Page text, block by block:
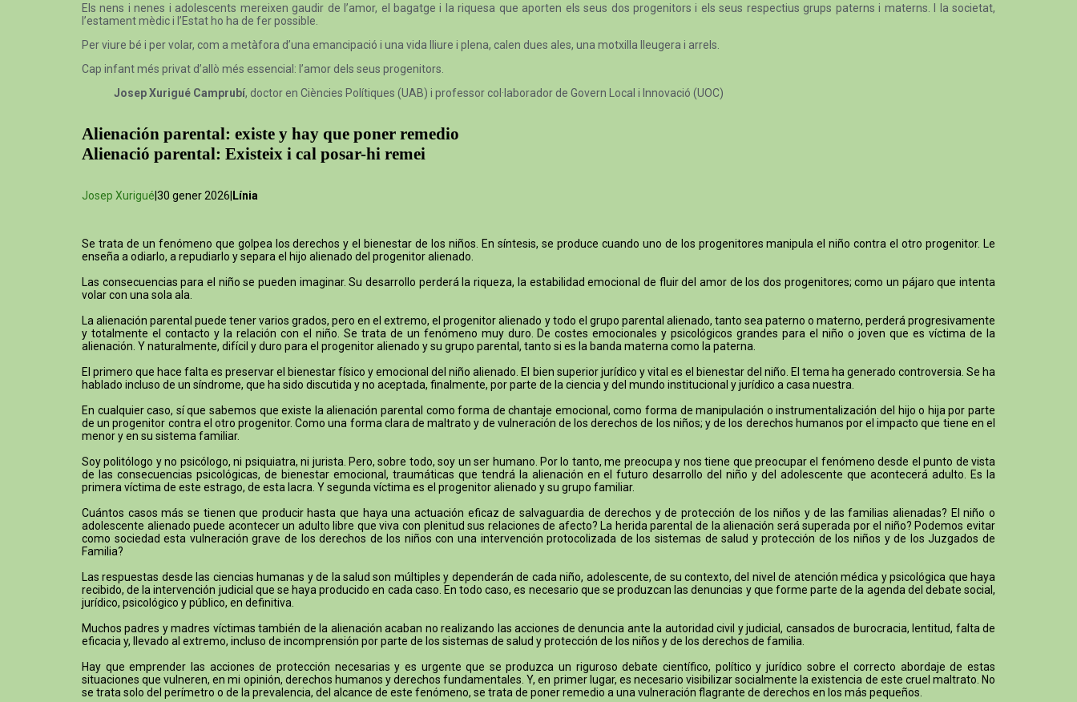
Els nens i nenes i adolescents mereixen gaudir de l’amor, el bagatge i la riquesa que aporten els seus dos progenitors i els seus respectius grups paterns i materns. I la societat,
l’estament mèdic i l’Estat ho ha de fer possible.
Per viure bé i per volar, com a metàfora d’una emancipació i una vida lliure i plena, calen dues ales, una motxilla lleugera i arrels.
Cap infant més privat d’allò més essencial: l’amor dels seus progenitors.
Josep Xurigué Camprubí, doctor en Ciències Polítiques (UAB) i professor col·laborador de Govern Local i Innovació (UOC)
Alienación parental: existe y hay que poner remedio
Alienació parental: Existeix i cal posar-hi remei
Josep Xurigué |30 gener 2026| Línia
Se trata de un fenómeno que golpea los derechos y el bienestar de los niños. En síntesis, se produce cuando uno de los progenitores manipula el niño contra el otro progenitor. Le
enseña a odiarlo, a repudiarlo y separa el hijo alienado del progenitor alienado.
Las consecuencias para el niño se pueden imaginar. Su desarrollo perderá la riqueza, la estabilidad emocional de fluir del amor de los dos progenitores; como un pájaro que intenta
volar con una sola ala.
La alienación parental puede tener varios grados, pero en el extremo, el progenitor alienado y todo el grupo parental alienado, tanto sea paterno o materno, perderá progresivamente
y totalmente el contacto y la relación con el niño. Se trata de un fenómeno muy duro. De costes emocionales y psicológicos grandes para el niño o joven que es víctima de la
alienación. Y naturalmente, difícil y duro para el progenitor alienado y su grupo parental, tanto si es la banda materna como la paterna.
El primero que hace falta es preservar el bienestar físico y emocional del niño alienado. El bien superior jurídico y vital es el bienestar del niño. El tema ha generado controversia. Se ha
hablado incluso de un síndrome, que ha sido discutida y no aceptada, finalmente, por parte de la ciencia y del mundo institucional y jurídico a casa nuestra.
En cualquier caso, sí que sabemos que existe la alienación parental como forma de chantaje emocional, como forma de manipulación o instrumentalización del hijo o hija por parte
de un progenitor contra el otro progenitor. Como una forma clara de maltrato y de vulneración de los derechos de los niños; y de los derechos humanos por el impacto que tiene en el
menor y en su sistema familiar.
Soy politólogo y no psicólogo, ni psiquiatra, ni jurista. Pero, sobre todo, soy un ser humano. Por lo tanto, me preocupa y nos tiene que preocupar el fenómeno desde el punto de vista
de las consecuencias psicológicas, de bienestar emocional, traumáticas que tendrá la alienación en el futuro desarrollo del niño y del adolescente que acontecerá adulto. Es la
primera víctima de este estrago, de esta lacra. Y segunda víctima es el progenitor alienado y su grupo familiar.
Cuántos casos más se tienen que producir hasta que haya una actuación eficaz de salvaguardia de derechos y de protección de los niños y de las familias alienadas? El niño o
adolescente alienado puede acontecer un adulto libre que viva con plenitud sus relaciones de afecto? La herida parental de la alienación será superada por el niño? Podemos evitar
como sociedad esta vulneración grave de los derechos de los niños con una intervención protocolizada de los sistemas de salud y protección de los niños y de los Juzgados de
Familia?
Las respuestas desde las ciencias humanas y de la salud son múltiples y dependerán de cada niño, adolescente, de su contexto, del nivel de atención médica y psicológica que haya
recibido, de la intervención judicial que se haya producido en cada caso. En todo caso, es necesario que se produzcan las denuncias y que forme parte de la agenda del debate social,
jurídico, psicológico y público, en definitiva.
Muchos padres y madres víctimas también de la alienación acaban no realizando las acciones de denuncia ante la autoridad civil y judicial, cansados de burocracia, lentitud, falta de
eficacia y, llevado al extremo, incluso de incomprensión por parte de los sistemas de salud y protección de los niños y de los derechos de familia.
Hay que emprender las acciones de protección necesarias y es urgente que se produzca un riguroso debate científico, político y jurídico sobre el correcto abordaje de estas
situaciones que vulneren, en mi opinión, derechos humanos y derechos fundamentales. Y, en primer lugar, es necesario visibilizar socialmente la existencia de este cruel maltrato. No
se trata solo del perímetro o de la prevalencia, del alcance de este fenómeno, se trata de poner remedio a una vulneración flagrante de derechos en los más pequeños.